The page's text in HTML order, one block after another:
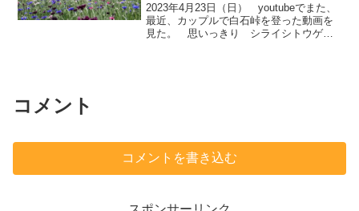
2023年4月23日（日） youtubeでまた、
最近、カップルで白石峠を登った動画を
見た。 思いっきり シライシトウゲ
コメント
コメントを書き込む